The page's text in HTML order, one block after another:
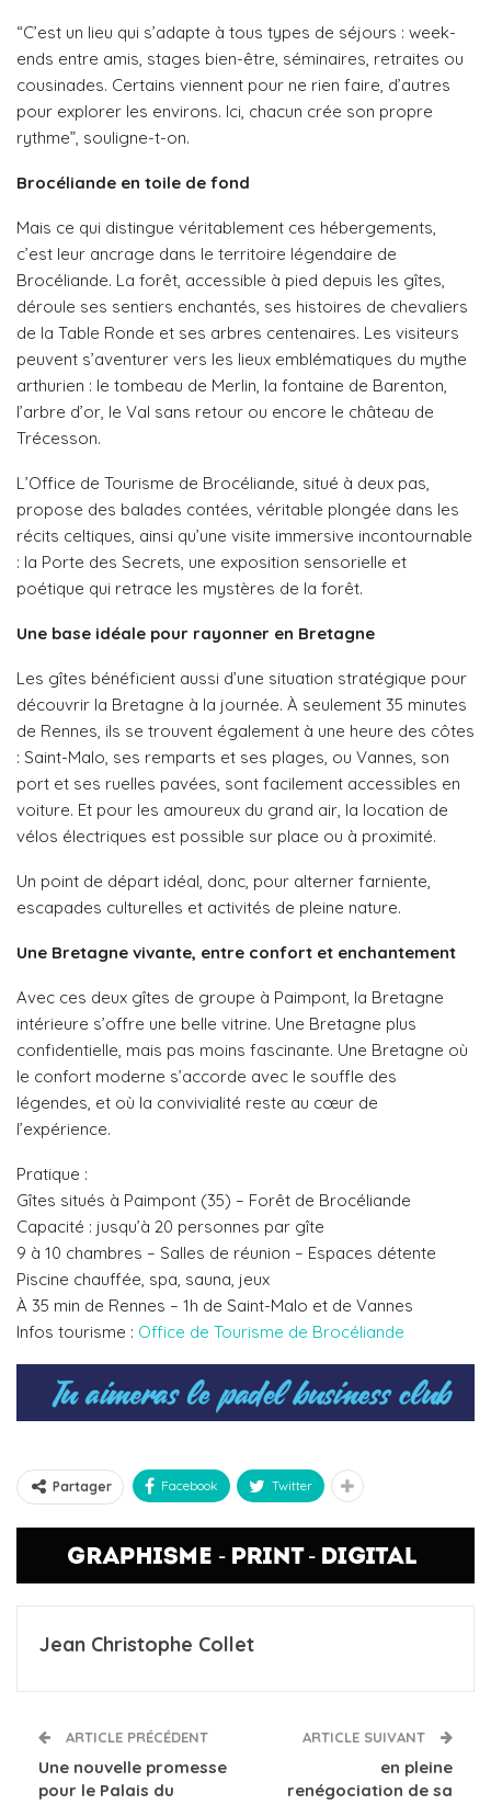
“C’est un lieu qui s’adapte à tous types de séjours : week-
ends entre amis, stages bien-être, séminaires, retraites ou
cousinades. Certains viennent pour ne rien faire, d’autres
pour explorer les environs. Ici, chacun crée son propre
rythme”, souligne-t-on.
Brocéliande en toile de fond
Mais ce qui distingue véritablement ces hébergements,
c’est leur ancrage dans le territoire légendaire de
Brocéliande. La forêt, accessible à pied depuis les gîtes,
déroule ses sentiers enchantés, ses histoires de chevaliers
de la Table Ronde et ses arbres centenaires. Les visiteurs
peuvent s’aventurer vers les lieux emblématiques du mythe
arthurien : le tombeau de Merlin, la fontaine de Barenton,
l’arbre d’or, le Val sans retour ou encore le château de
Trécesson.
L’Office de Tourisme de Brocéliande, situé à deux pas,
propose des balades contées, véritable plongée dans les
récits celtiques, ainsi qu’une visite immersive incontournable
: la Porte des Secrets, une exposition sensorielle et
poétique qui retrace les mystères de la forêt.
Une base idéale pour rayonner en Bretagne
Les gîtes bénéficient aussi d’une situation stratégique pour
découvrir la Bretagne à la journée. À seulement 35 minutes
de Rennes, ils se trouvent également à une heure des côtes
: Saint-Malo, ses remparts et ses plages, ou Vannes, son
port et ses ruelles pavées, sont facilement accessibles en
voiture. Et pour les amoureux du grand air, la location de
vélos électriques est possible sur place ou à proximité.
Un point de départ idéal, donc, pour alterner farniente,
escapades culturelles et activités de pleine nature.
Une Bretagne vivante, entre confort et enchantement
Avec ces deux gîtes de groupe à Paimpont, la Bretagne
intérieure s’offre une belle vitrine. Une Bretagne plus
confidentielle, mais pas moins fascinante. Une Bretagne où
le confort moderne s’accorde avec le souffle des
légendes, et où la convivialité reste au cœur de
l’expérience.
Pratique :
Gîtes situés à Paimpont (35) – Forêt de Brocéliande
Capacité : jusqu’à 20 personnes par gîte
9 à 10 chambres – Salles de réunion – Espaces détente
Piscine chauffée, spa, sauna, jeux
À 35 min de Rennes – 1h de Saint-Malo et de Vannes
Infos tourisme : Office de Tourisme de Brocéliande
Partager Facebook Twitter
Jean Christophe Collet
ARTICLE PRÉCÉDENT
Une nouvelle promesse
pour le Palais du
ARTICLE SUIVANT
en pleine
renégociation de sa